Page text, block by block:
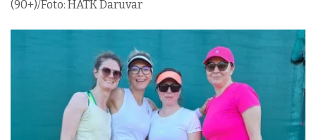
(90+)/Foto: HATK Daruvar